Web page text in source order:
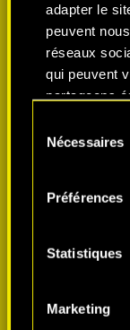
adapter le
peuvent
réseaux
qui peuvent
partageons
optionnels
Vous
préférences
Nécessaires
Préférences
Statistiques
Marketing